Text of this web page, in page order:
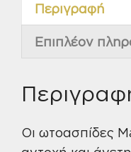
Περιγραφή
Επιπλέον
Οι ωτοασπίδες